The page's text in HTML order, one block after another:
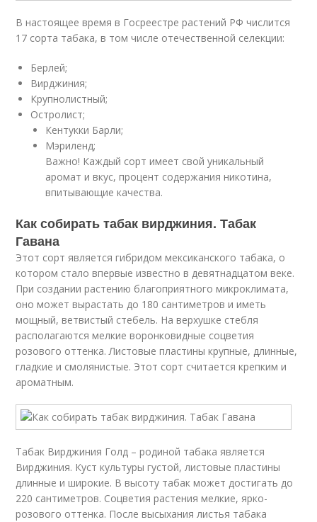
В настоящее время в Госреестре растений РФ числится
17 сорта табака, в том числе отечественной селекции:
Берлей;
Вирджиния;
Крупнолистный;
Остролист;
Кентукки Барли;
Мэриленд;
Важно! Каждый сорт имеет свой уникальный
аромат и вкус, процент содержания никотина,
впитывающие качества.
Как собирать табак вирджиния. Табак
Гавана
Этот сорт является гибридом мексиканского табака, о
котором стало впервые известно в девятнадцатом веке.
При создании растению благоприятного микроклимата,
оно может вырастать до 180 сантиметров и иметь
мощный, ветвистый стебель. На верхушке стебля
располагаются мелкие воронковидные соцветия
розового оттенка. Листовые пластины крупные, длинные,
гладкие и смолянистые. Этот сорт считается крепким и
ароматным.
Табак Вирджиния Голд – родиной табака является
Вирджиния. Куст культуры густой, листовые пластины
длинные и широкие. В высоту табак может достигать до
220 сантиметров. Соцветия растения мелкие, ярко-
розового оттенка. После высыхания листья табака